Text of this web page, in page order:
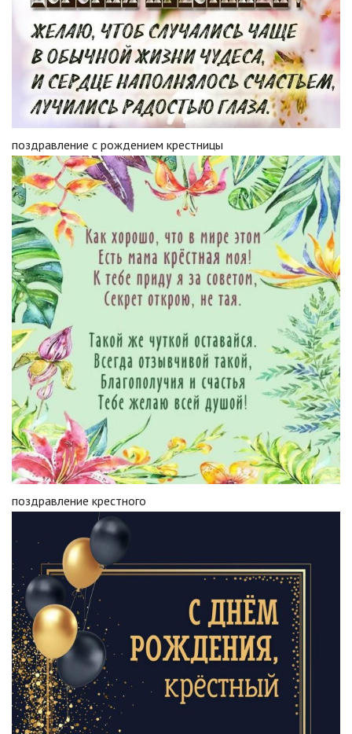
поздравление с рождением крестницы
поздравление крестного